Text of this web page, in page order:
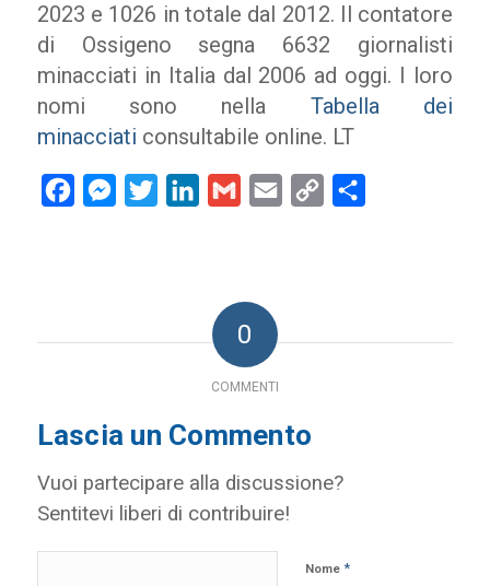
2023 e 1026 in totale dal 2012. Il contatore
di Ossigeno segna 6632 giornalisti
minacciati in Italia dal 2006 ad oggi. I loro
nomi sono nella Tabella dei
minacciati consultabile online. LT
FacebookMessenger
Twitter LinkedInGmail Email
Copy
0
COMMENTI
Lascia un Commento
Vuoi partecipare alla discussione?
Sentitevi liberi di contribuire!
Nome *